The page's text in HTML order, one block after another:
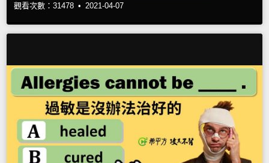
觀看次數：31478 • 2021-04-07